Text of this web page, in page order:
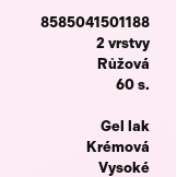
8585041501188
2 vrstvy
Růžová
60 s.
Gel lak
Krémová
Vysoké